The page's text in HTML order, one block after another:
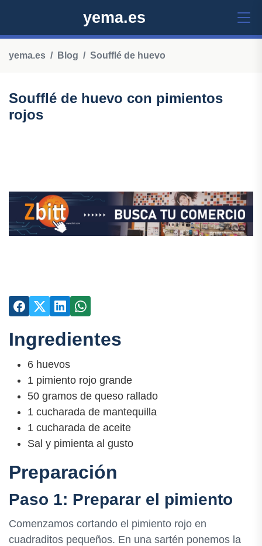
yema.es
yema.es Blog Soufflé de huevo
Soufflé de huevo con pimientos
rojos
Ingredientes
6 huevos
1 pimiento rojo grande
50 gramos de queso rallado
1 cucharada de mantequilla
1 cucharada de aceite
Sal y pimienta al gusto
Preparación
Paso 1: Preparar el pimiento
Comenzamos cortando el pimiento rojo en
cuadraditos pequeños. En una sartén ponemos la